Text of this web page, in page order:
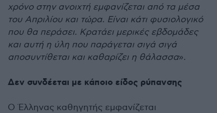
χρόνο στην ανοιχτή εμφανίζεται από τα μέσα
του Απριλίου και τώρα. Είναι κάτι φυσιολογικό
που θα περάσει. Κρατάει μερικές εβδομάδες
και αυτή η ύλη που παράγεται σιγά σιγά
αποσυντίθεται και καθαρίζει η θάλασσα».
Δεν συνδέεται με κάποιο είδος ρύπανσης
Ο Έλληνας καθηγητής εμφανίζεται